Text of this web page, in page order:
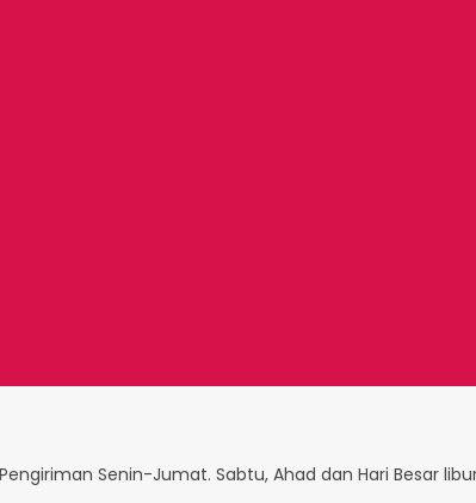
Senin-Jumat. Sabtu, Ahad dan Hari Besar